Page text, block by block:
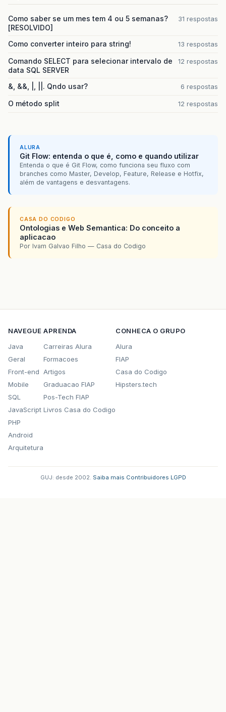
Como saber se um mes tem 4 ou 5 semanas?
[RESOLVIDO]
31 respostas
Como converter inteiro para string! 13 respostas
Comando SELECT para selecionar intervalo de
data SQL SERVER
12 respostas
&, &&, |, ||. Qndo usar? 6 respostas
O método split 12 respostas
ALURA
Git Flow: entenda o que é, como e quando utilizar
Entenda o que é Git Flow, como funciona seu fluxo com
branches como Master, Develop, Feature, Release e Hotfix,
além de vantagens e desvantagens.
CASA DO CODIGO
Ontologias e Web Semantica: Do conceito a
aplicacao
Por Ivam Galvao Filho — Casa do Codigo
NAVEGUE
Java
Geral
Front-end
Mobile
SQL
JavaScript
PHP
Android
Arquitetura
APRENDA
Carreiras Alura
Formacoes
Artigos
Graduacao FIAP
Pos-Tech FIAP
Livros Casa do Codigo
CONHECA O GRUPO
Alura
FIAP
Casa do Codigo
Hipsters.tech
GUJ: desde 2002. Saiba mais Contribuidores LGPD